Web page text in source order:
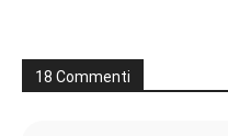
18 Commenti